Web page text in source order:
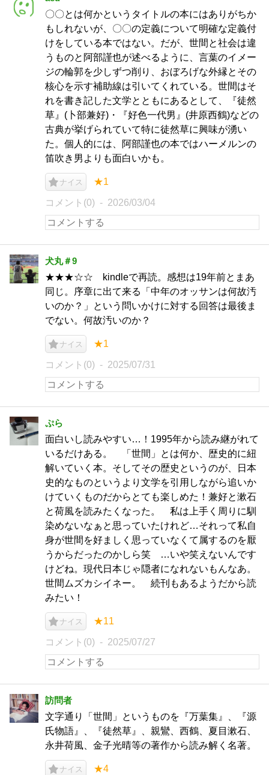
〇〇とは何かというタイトルの本にはありがちか
もしれないが、〇〇の定義について明確な定義付
けをしている本ではない。だが、世間と社会は違
うものと阿部謹也が述べるように、言葉のイメー
ジの輪郭を少しずつ削り、おぼろげな外縁とその
核心を示す補助線は引いてくれている。世間はそ
れを書き記した文学とともにあるとして、『徒然
草』(卜部兼好)・『好色一代男』(井原西鶴)などの
古典が挙げられていて特に徒然草に興味が湧い
た。個人的には、阿部謹也の本ではハーメルンの
笛吹き男よりも面白いかも。
ナイス ★1
コメント(0) 2026/03/04
犬丸＃9
★★★☆☆ kindleで再読。感想は19年前とまあ
同じ。序章に出て来る「中年のオッサンは何故汚
いのか？」という問いかけに対する回答は最後ま
でない。何故汚いのか？
ナイス ★1
コメント(0) 2025/07/31
ぷら
面白いし読みやすい…！1995年から読み継がれて
いるだけある。 「世間」とは何か、歴史的に紐
解いていく本。そしてその歴史というのが、日本
史的なものというより文学を引用しながら追いか
けていくものだからとても楽しめた！兼好と漱石
と荷風を読みたくなった。 私は上手く周りに馴
染めないなぁと思っていたけれど…それって私自
身が世間を好ましく思っていなくて属するのを厭
うからだったのかしら笑 …いや笑えないんです
けどね。現代日本じゃ隠者になれないもんなあ。
世間ムズカシイネー。 続刊もあるようだから読
みたい！
ナイス ★11
コメント(0) 2025/07/27
訪問者
文字通り「世間」というものを『万葉集』、『源
氏物語』、『徒然草』、親鸞、西鶴、夏目漱石、
永井荷風、金子光晴等の著作から読み解く名著。
ナイス ★4